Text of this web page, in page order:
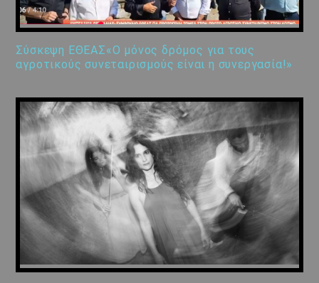
Σύσκεψη ΕΘΕΑΣ«Ο μόνος δρόμος για τους
αγροτικούς συνεταιρισμούς είναι η συνεργασία!»